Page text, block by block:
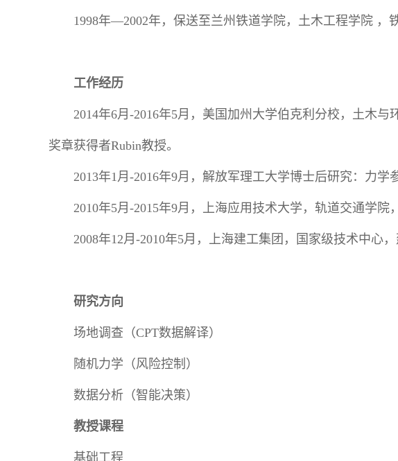
1998年—2002年，保送至兰州铁道学院，土木工程学院 ，
工作经历
2014年6月-2016年5月，美国加州大学伯克利分校，土木
奖章获得者Rubin教授。
2013年1月-2016年9月，解放军理工大学博士后研究：力
2010年5月-2015年9月，上海应用技术大学，轨道交通学院
2008年12月-2010年5月，上海建工集团，国家级技术中心
研究方向
场地调查（CPT数据解译）
随机力学（风险控制）
数据分析（智能决策）
教授课程
基础工程